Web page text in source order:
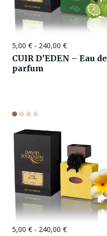
5,00 € - 240,00 €
CUIR D’EDEN – Eau de
parfum
5,00 € - 240,00 €